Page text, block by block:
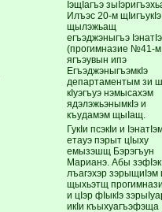
IэщIагъэ
Илъэс 20-м
щылэжьащ
егъэджэныгъэ
(прогимназие №41-м
ягъэувын ипэ
ЕгъэджэныгъэмкIэ
департаментым зи
кIуэгъуэ нэмысахэм
ядэлэжьэнымкIэ и
къудамэм щыIащ.
ГукIи псэкIи и
етауэ пэрыт цIыху
емызэшщ Бэрэгъун
Марианэ. Абы
лъагэхэр зэрыщиIэм
щыхьэтщ
и цIэр фIыкIэ
икIи къыхуагъэфэща